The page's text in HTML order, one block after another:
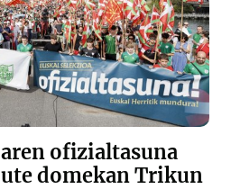
ofizialtasuna
domekan Trikun